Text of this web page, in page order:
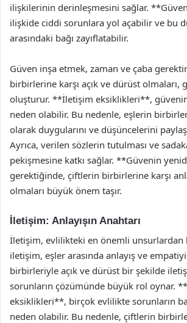
ilişkilerinin derinleşmesini sağlar.
ilişkide ciddi sorunlara yol açabilir ve bu
arasındaki bağı zayıflatabilir.
Güven inşa etmek, zaman ve çaba
birbirlerine karşı açık ve dürüst olmaları,
oluşturur. **İletişim eksiklikleri**,
neden olabilir. Bu nedenle, eşlerin
olarak duygularını ve düşüncelerini
Ayrıca, verilen sözlerin tutulması ve
pekişmesine katkı sağlar. **Güvenin
gerektiğinde, çiftlerin birbirlerine karşı
olmaları büyük önem taşır.
İletişim: Anlayışın Anahtarı
İletişim, evlilikteki en önemli
iletişim, eşler arasında anlayış ve empatiyi
birbirleriyle açık ve dürüst bir şekilde
sorunların çözümünde büyük rol oynar.
eksiklikleri**, birçok evlilikte sorunların
neden olabilir. Bu nedenle, çiftlerin